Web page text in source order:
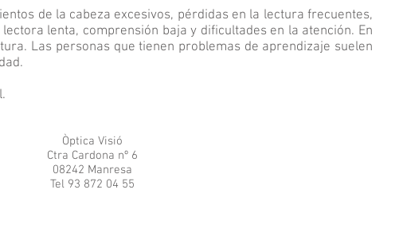
de la cabeza excesivos, pérdidas en la lectura frecuentes,
lenta, comprensión baja y dificultades en la atención. En
Las personas que tienen problemas de aprendizaje suelen
Òptica Visió
Ctra Cardona nº 6
08242 Manresa
Tel 93 872 04 55